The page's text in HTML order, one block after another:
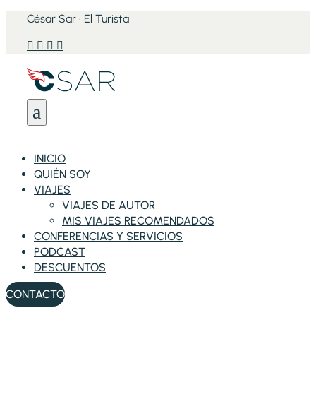
César Sar · El Turista
   
a
INICIO
QUIÉN SOY
VIAJES
VIAJES DE AUTOR
MIS VIAJES RECOMENDADOS
CONFERENCIAS Y SERVICIOS
PODCAST
DESCUENTOS
CONTACTO